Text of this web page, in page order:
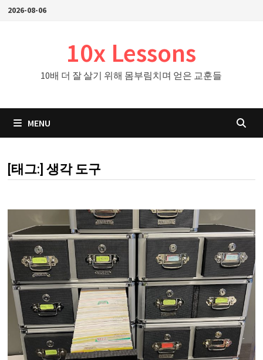
Skip2026-08-06
10x Lessons
10배 더 잘 살기 위해 몸부림치며 얻은 교훈들
MENU
[태그:]생각 도구